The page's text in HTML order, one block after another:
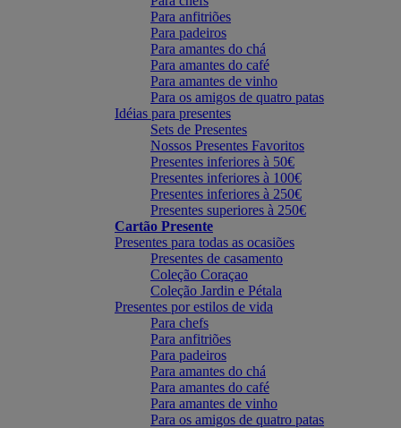
Para anfitriões
Para padeiros
Para amantes do chá
Para amantes do café
Para amantes de vinho
Para os amigos de quatro patas
Idéias para presentes
Sets de Presentes
Nossos Presentes Favoritos
Presentes inferiores à 50€
Presentes inferiores à 100€
Presentes inferiores à 250€
Presentes superiores à 250€
Cartão Presente
Presentes para todas as ocasiões
Presentes de casamento
Coleção Coraçao
Coleção Jardin e Pétala
Presentes por estilos de vida
Para chefs
Para anfitriões
Para padeiros
Para amantes do chá
Para amantes do café
Para amantes de vinho
Para os amigos de quatro patas